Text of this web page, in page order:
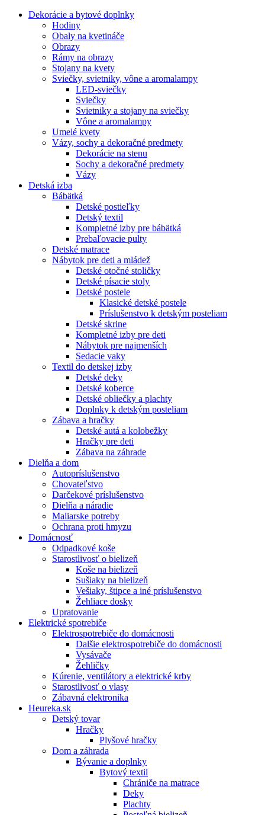
Dekorácie a bytové doplnky
Hodiny
Obaly na kvetináče
Obrazy
Rámy na obrazy
Stojany na kvety
Sviečky, svietniky, vône a aromalampy
LED-sviečky
Sviečky
Svietniky a stojany na sviečky
Vône a aromalampy
Umelé kvety
Vázy, sochy a dekoračné predmety
Dekorácie na stenu
Sochy a dekoračné predmety
Vázy
Detská izba
Bábätká
Detské postieľky
Detský textil
Kompletné izby pre bábätká
Prebaľovacie pulty
Detské matrace
Nábytok pre deti a mládež
Detské otočné stoličky
Detské písacie stoly
Detské postele
Klasické detské postele
Príslušenstvo k detským posteliam
Detské skrine
Kompletné izby pre deti
Nábytok pre najmenších
Sedacie vaky
Textil do detskej izby
Detské deky
Detské koberce
Detské obliečky a plachty
Doplnky k detským posteliam
Zábava a hračky
Detské autá a kolobežky
Hračky pre deti
Zábava na záhrade
Dielňa a dom
Autopríslušenstvo
Chovateľstvo
Darčekové príslušenstvo
Dielňa a náradie
Maliarske potreby
Ochrana proti hmyzu
Domácnosť
Odpadkové koše
Starostlivosť o bielizeň
Koše na bielizeň
Sušiaky na bielizeň
Vešiaky, štipce a iné príslušenstvo
Žehliace dosky
Upratovanie
Elektrické spotrebiče
Elektrospotrebiče do domácnosti
Dalšie elektrospotrebiče do domácnosti
Vysávače
Žehličky
Kúrenie, ventilátory a elektrické krby
Starostlivosť o vlasy
Zábavná elektronika
Heureka.sk
Detský tovar
Hračky
Plyšové hračky
Dom a záhrada
Bývanie a doplnky
Bytový textil
Chrániče na matrace
Deky
Plachty